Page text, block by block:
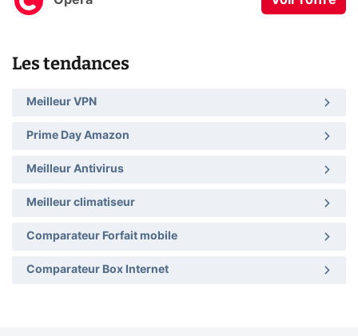
Les tendances
Meilleur VPN
Prime Day Amazon
Meilleur Antivirus
Meilleur climatiseur
Comparateur Forfait mobile
Comparateur Box Internet